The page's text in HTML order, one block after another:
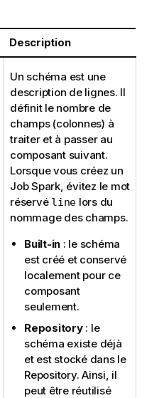
Description
Un schéma est une
description de lignes. Il
définit le nombre de
champs (colonnes) à
traiter et à passer au
composant suivant.
Lorsque vous créez un
Job Spark, évitez le mot
réservé line lors du
nommage des champs.
Built-in : le schéma
est créé et conservé
localement pour ce
composant
seulement.
Repository: le
schéma existe déjà
et est stocké dans le
Repository. Ainsi, il
peut être réutilisé